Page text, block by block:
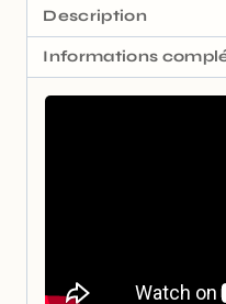
Description
Informations